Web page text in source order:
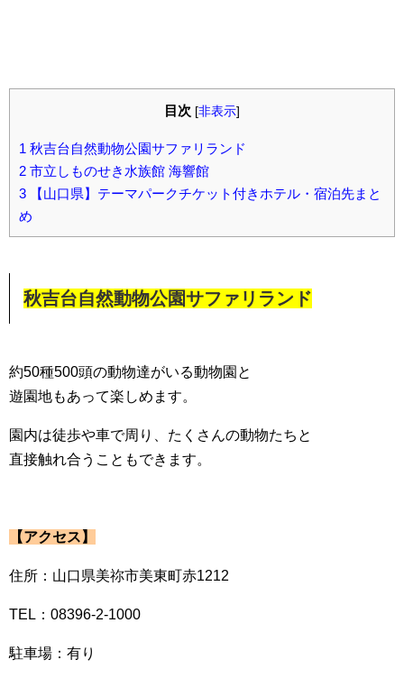
目次 [非表示]
1 秋吉台自然動物公園サファリランド
2 市立しものせき水族館 海響館
3 【山口県】テーマパークチケット付きホテル・宿泊先まと
め
秋吉台自然動物公園サファリランド
約50種500頭の動物達がいる動物園と
遊園地もあって楽しめます。
園内は徒歩や車で周り、たくさんの動物たちと
直接触れ合うこともできます。
【アクセス】
住所：山口県美祢市美東町赤1212
TEL：08396-2-1000
駐車場：有り